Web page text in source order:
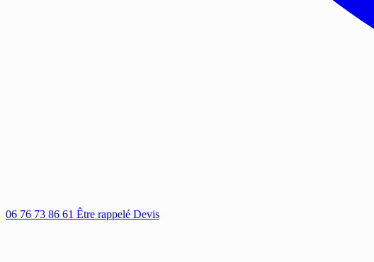
06 76 73 86 61 Être rappelé Devis